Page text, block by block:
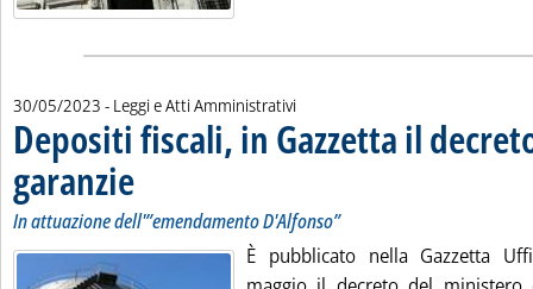
30/05/2023 - Leggi e Atti Amministrativi
Depositi fiscali, in Gazzetta il
garanzie
In attuazione dell'”emendamento D'Alfonso”
È pubblicato nella Gazzetta